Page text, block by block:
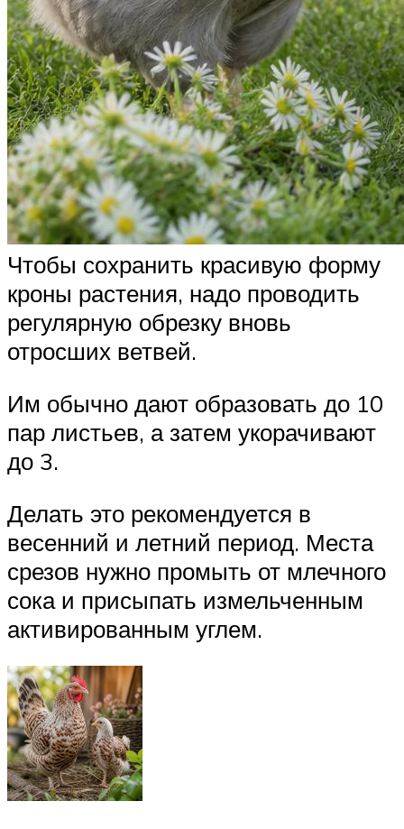
Чтобы сохранить красивую форму
кроны растения, надо проводить
регулярную обрезку вновь
отросших ветвей.
Им обычно дают образовать до 10
пар листьев, а затем укорачивают
до 3.
Делать это рекомендуется в
весенний и летний период. Места
срезов нужно промыть от млечного
сока и присыпать измельченным
активированным углем.